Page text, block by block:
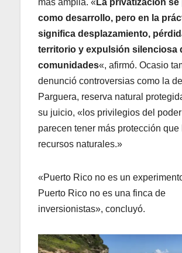
como desarrollo, pero en la
significa desplazamiento,
territorio y expulsión silenciosa
comunidades«, afirmó. Ocasio
denunció controversias como la
Parguera, reserva natural
su juicio, «los privilegios del
parecen tener más protección que
recursos naturales.»
«Puerto Rico no es un
Puerto Rico no es una finca de
inversionistas», concluyó.